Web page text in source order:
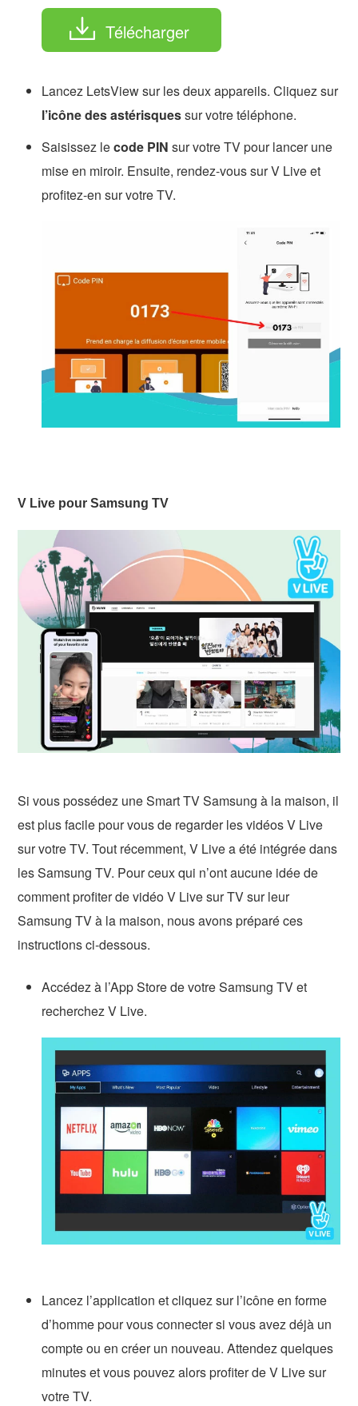
Télécharger
Lancez LetsView sur les deux appareils. Cliquez sur
l’icône des astérisquessur votre téléphone.
Saisissez lecode PIN sur votre TV pour lancer une
mise en miroir. Ensuite, rendez-vous sur V Live et
profitez-en sur votre TV.
V Live pour Samsung TV
Si vous possédez une Smart TV Samsung à la maison, il
est plus facile pour vous de regarder les vidéos V Live
sur votre TV. Tout récemment, V Live a été intégrée dans
les Samsung TV. Pour ceux qui n’ont aucune idée de
comment profiter de vidéo V Live sur TV sur leur
Samsung TV à la maison, nous avons préparé ces
instructions ci-dessous.
Accédez à l’App Store de votre Samsung TV et
recherchez V Live.
Lancez l’application et cliquez sur l’icône en forme
d’homme pour vous connecter si vous avez déjà un
compte ou en créer un nouveau. Attendez quelques
minutes et vous pouvez alors profiter de V Live sur
votre TV.